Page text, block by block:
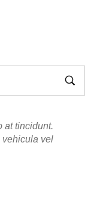
at tincidunt.
vehicula vel